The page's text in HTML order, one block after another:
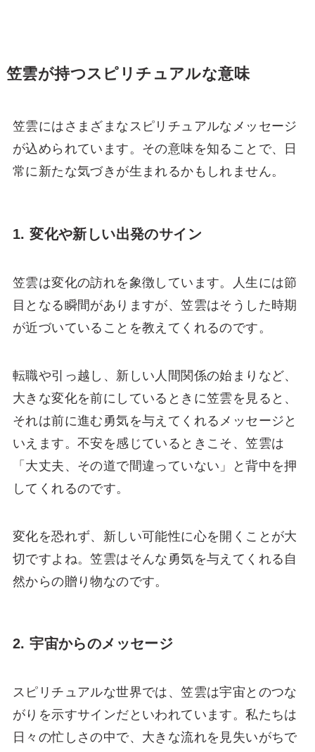
笠雲が持つスピリチュアルな意味
笠雲にはさまざまなスピリチュアルなメッセージ
が込められています。その意味を知ることで、日
常に新たな気づきが生まれるかもしれません。
1. 変化や新しい出発のサイン
笠雲は変化の訪れを象徴しています。人生には節
目となる瞬間がありますが、笠雲はそうした時期
が近づいていることを教えてくれるのです。
転職や引っ越し、新しい人間関係の始まりなど、
大きな変化を前にしているときに笠雲を見ると、
それは前に進む勇気を与えてくれるメッセージと
いえます。不安を感じているときこそ、笠雲は
「大丈夫、その道で間違っていない」と背中を押
してくれるのです。
変化を恐れず、新しい可能性に心を開くことが大
切ですよね。笠雲はそんな勇気を与えてくれる自
然からの贈り物なのです。
2. 宇宙からのメッセージ
スピリチュアルな世界では、笠雲は宇宙とのつな
がりを示すサインだといわれています。私たちは
日々の忙しさの中で、大きな流れを見失いがちで